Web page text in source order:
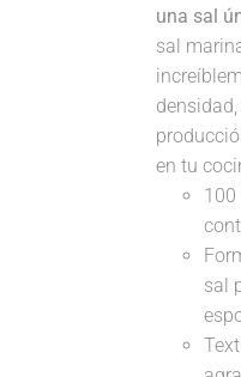
una sal
sal
en tu
100
sal